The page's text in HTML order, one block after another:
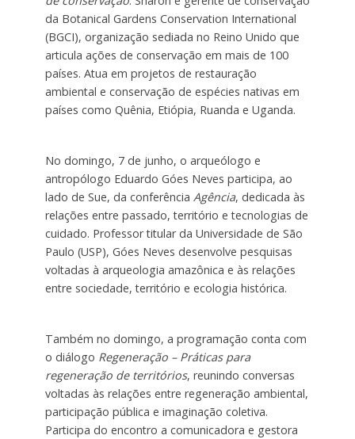
da Botanical Gardens Conservation International
(BGCI), organização sediada no Reino Unido que
articula ações de conservação em mais de 100
países. Atua em projetos de restauração
ambiental e conservação de espécies nativas em
países como Quênia, Etiópia, Ruanda e Uganda.
No domingo, 7 de junho, o arqueólogo e
antropólogo Eduardo Góes Neves participa, ao
lado de Sue, da conferência Agência, dedicada às
relações entre passado, território e tecnologias de
cuidado. Professor titular da Universidade de São
Paulo (USP), Góes Neves desenvolve pesquisas
voltadas à arqueologia amazônica e às relações
entre sociedade, território e ecologia histórica.
Também no domingo, a programação conta com
o diálogo Regeneração – Práticas para
regeneração de territórios, reunindo conversas
voltadas às relações entre regeneração ambiental,
participação pública e imaginação coletiva.
Participa do encontro a comunicadora e gestora